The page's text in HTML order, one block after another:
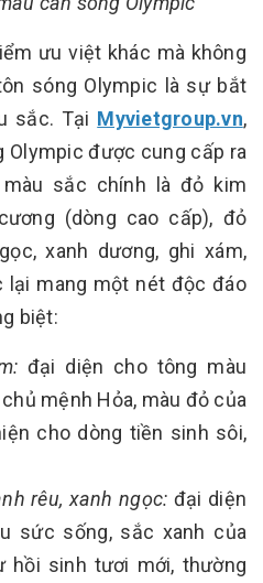
ưu việt khác mà không
sóng Olympic là sự bắt
sắc. Tại Myvietgroup.vn,
Olympic được cung cấp ra
sắc chính là đỏ kim
(dòng cao cấp), đỏ
xanh dương, ghi xám,
lại mang một nét độc đáo
biệt:
đại diện cho tông màu
mệnh Hỏa, màu đỏ của
cho dòng tiền sinh sôi,
rêu, xanh ngọc: đại diện
sức sống, sắc xanh của
hồi sinh tươi mới, thường